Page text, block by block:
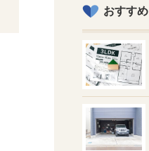
おすすめ